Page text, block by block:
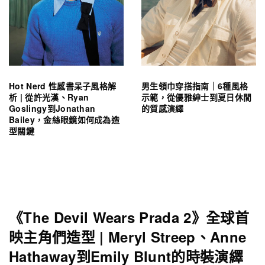
Hot Nerd 性感書呆子風格解
析 | 從許光漢、Ryan
Goslingy到Jonathan
Bailey，金絲眼鏡如何成為造
型關鍵
男生領巾穿搭指南｜6種風格
示範，從優雅紳士到夏日休閒
的質感演繹
《The Devil Wears Prada 2》全球首
映主角們造型 | Meryl Streep、Anne
Hathaway到Emily Blunt的時裝演繹